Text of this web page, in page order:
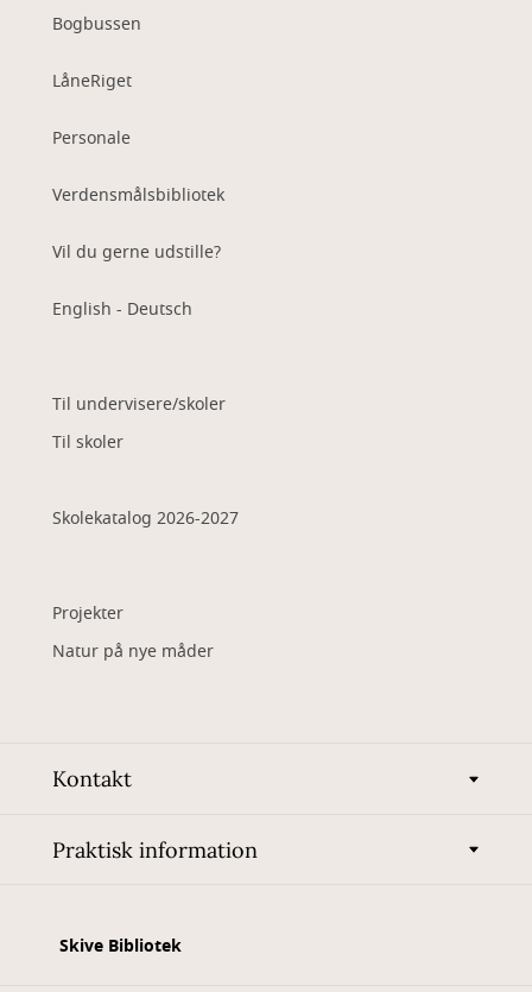
Bogbussen
LåneRiget
Personale
Verdensmålsbibliotek
Vil du gerne udstille?
English - Deutsch
Til undervisere/skoler
Til skoler
Skolekatalog 2026-2027
Projekter
Natur på nye måder
Kontakt
Praktisk information
Skive Bibliotek